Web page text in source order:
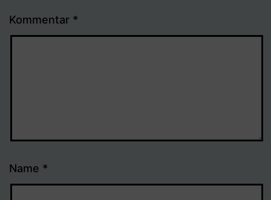
Kommentar *
Name *